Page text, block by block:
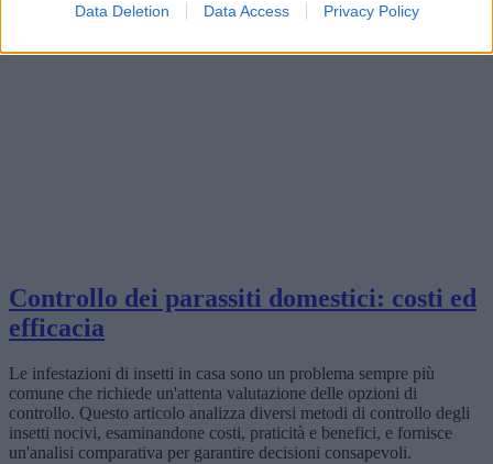
Data Deletion Data Access Privacy Policy
Controllo dei parassiti domestici: costi ed
efficacia
Le infestazioni di insetti in casa sono un problema sempre più
comune che richiede un'attenta valutazione delle opzioni di
controllo. Questo articolo analizza diversi metodi di controllo degli
insetti nocivi, esaminandone costi, praticità e benefici, e fornisce
un'analisi comparativa per garantire decisioni consapevoli.